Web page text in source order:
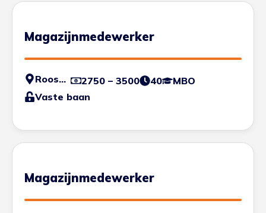
Magazijnmedewerker
Roosendaal 2750 – 3500 40
MBO
Vaste baan
Magazijnmedewerker